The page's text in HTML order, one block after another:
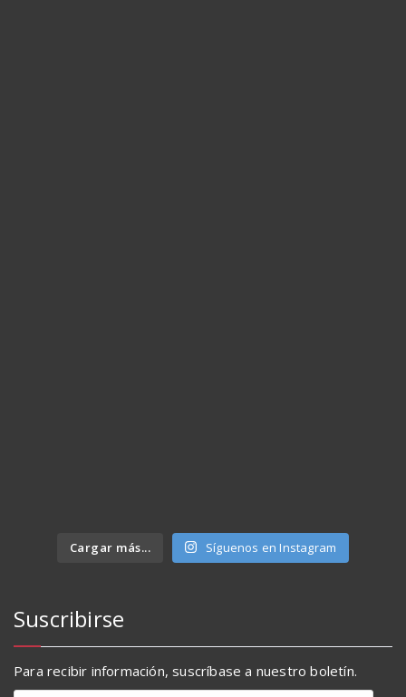
Cargar más... Síguenos en Instagram
Suscribirse
Para recibir información, suscríbase a nuestro boletín.